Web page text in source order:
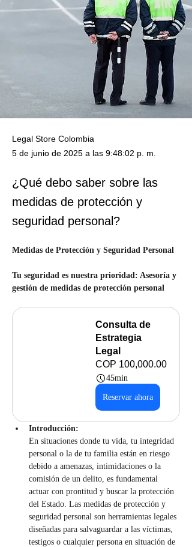
Legal Store Colombia
5 de junio de 2025 a las 9:48:02 p. m.
¿Qué debo saber sobre las
medidas de protección y
seguridad personal?
Medidas de Protección y Seguridad Personal
Tu seguridad es nuestra prioridad: Asesoría y
gestión de medidas de protección personal
Consulta de
Estrategia
Legal
COP 100,000.00
45min
Reservar ahora
Introducción:
En situaciones donde tu vida, tu integridad
personal o la de tu familia están en riesgo
debido a amenazas, intimidaciones o la
comisión de un delito, es fundamental
actuar con prontitud y buscar la protección
del Estado. Las medidas de protección y
seguridad personal son herramientas legales
diseñadas para salvaguardar a las víctimas,
testigos o cualquier persona en situación de